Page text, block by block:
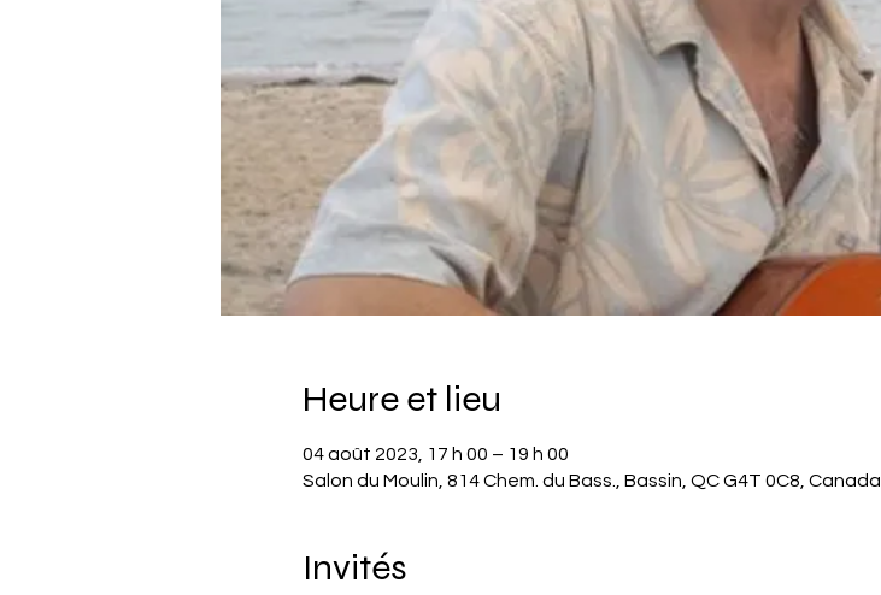
Heure et lieu
04 août 2023, 17 h 00 – 19 h 00
Salon du Moulin, 814 Chem. du Bass., Bassin, QC G4T 0C8, Canada
Invités